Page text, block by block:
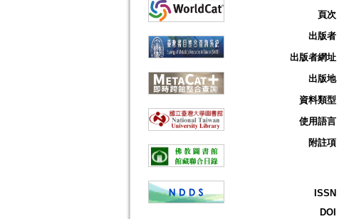
頁次
出版者
出版者網址
出版地
資料類型
使用語言
附註項
ISSN
DOI